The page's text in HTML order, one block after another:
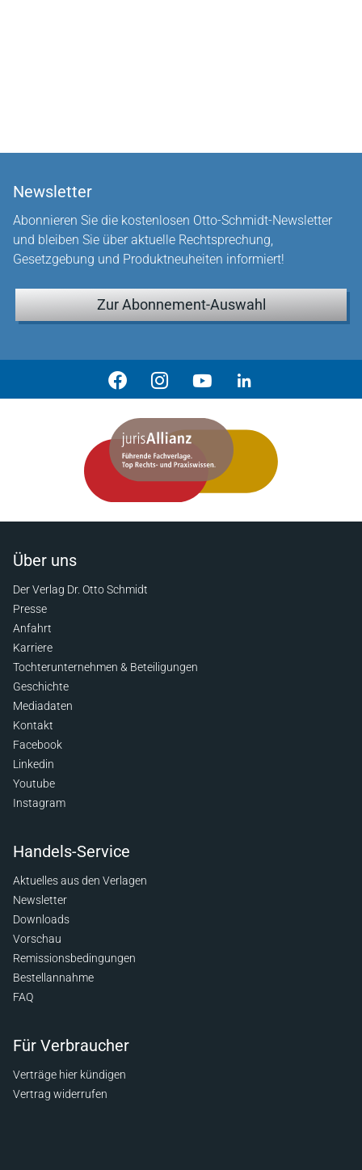
Newsletter
Abonnieren Sie die kostenlosen Otto-Schmidt-Newsletter
und bleiben Sie über aktuelle Rechtsprechung,
Gesetzgebung und Produktneuheiten informiert!
Zur Abonnement-Auswahl
Über uns
Der Verlag Dr. Otto Schmidt
Presse
Anfahrt
Karriere
Tochterunternehmen & Beteiligungen
Geschichte
Mediadaten
Kontakt
Facebook
Linkedin
Youtube
Instagram
Handels-Service
Aktuelles aus den Verlagen
Newsletter
Downloads
Vorschau
Remissionsbedingungen
Bestellannahme
FAQ
Für Verbraucher
Verträge hier kündigen
Vertrag widerrufen